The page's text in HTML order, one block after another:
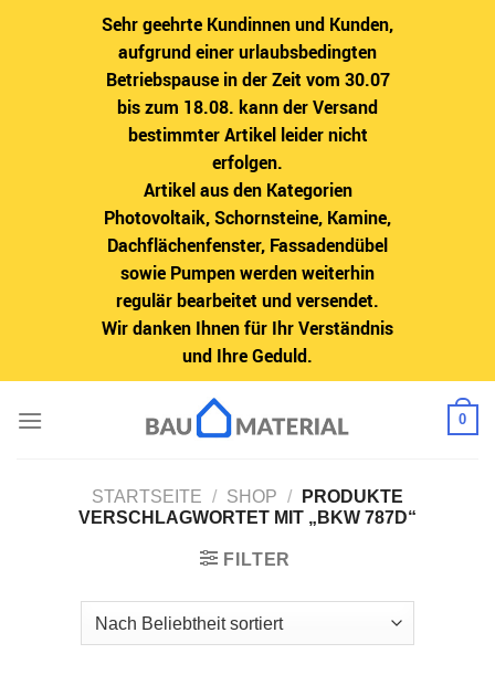
Sehr geehrte Kundinnen und Kunden,
aufgrund einer urlaubsbedingten
Betriebspause in der Zeit vom 30.07
bis zum 18.08. kann der Versand
bestimmter Artikel leider nicht
erfolgen.
Artikel aus den Kategorien
Photovoltaik, Schornsteine, Kamine,
Dachflächenfenster, Fassadendübel
sowie Pumpen werden weiterhin
regulär bearbeitet und versendet.
Wir danken Ihnen für Ihr Verständnis
und Ihre Geduld.
Inhalt
0
STARTSEITE / SHOP /
PRODUKTE
VERSCHLAGWORTET MIT „BKW 787D“
FILTER